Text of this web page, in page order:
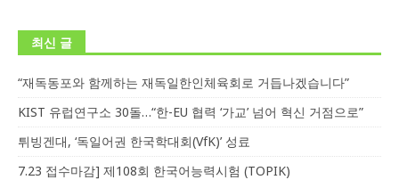
최신 글
“재독동포와 함께하는 재독일한인체육회로 거듭나겠습니다”
KIST 유럽연구소 30돌…“한-EU 협력 ‘가교’ 넘어 혁신 거점으로”
튀빙겐대, ‘독일어권 한국학대회(VfK)’ 성료
7.23 접수마감] 제108회 한국어능력시험 (TOPIK)